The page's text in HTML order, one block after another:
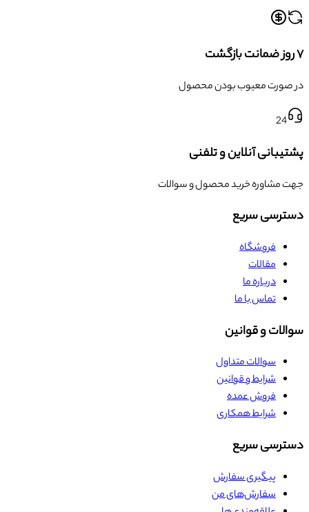
۷ روز ضمانت بازگشت
در صورت معیوب بودن محصول
24
پشتیبانی آنلاین و تلفنی
جهت مشاوره خرید محصول و سوالات
دسترسی سریع
فروشگاه
مقالات
درباره ما
تماس با ما
سوالات و قوانین
سوالات متداول
شرایط و قوانین
فروش عمده
شرایط همکاری
دسترسی سریع
پیگیری سفارش
سفارش‌های من